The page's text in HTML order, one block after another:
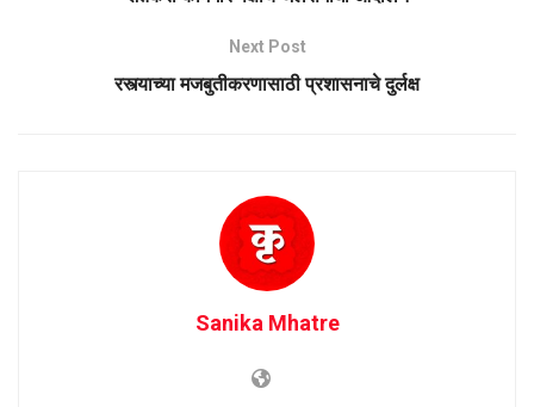
Next Post
रस्त्याच्या मजबुतीकरणासाठी प्रशासनाचे दुर्लक्ष
Sanika Mhatre